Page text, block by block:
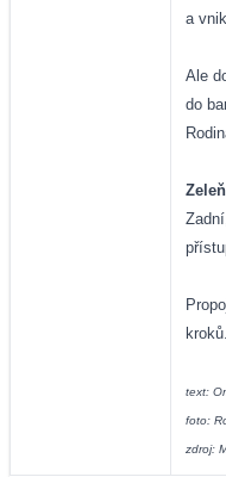
a
Ale
do
text:
foto:
zdroj: